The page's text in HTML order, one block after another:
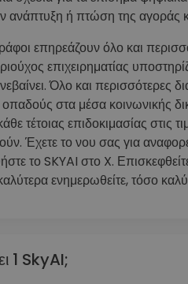
ανάπτυξη ή πτώση της αγοράς
επηρεάζουν όλο και
επιχειρηματίας
Όλο και
στα μέσα κοινωνικής
τέτοιας επιδοκιμασίας
Έχετε το νου σας για
το SKYAI στο X.
ενημερωθείτε, τόσο
1 SkyAI;